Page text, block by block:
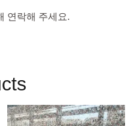
연락해 주세요.